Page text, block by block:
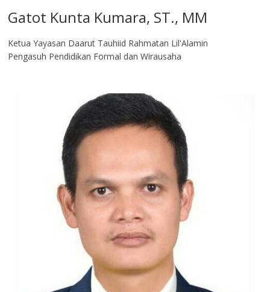
Gatot Kunta Kumara, ST., MM
Ketua Yayasan Daarut Tauhiid Rahmatan Lil'Alamin
Pengasuh Pendidikan Formal dan Wirausaha